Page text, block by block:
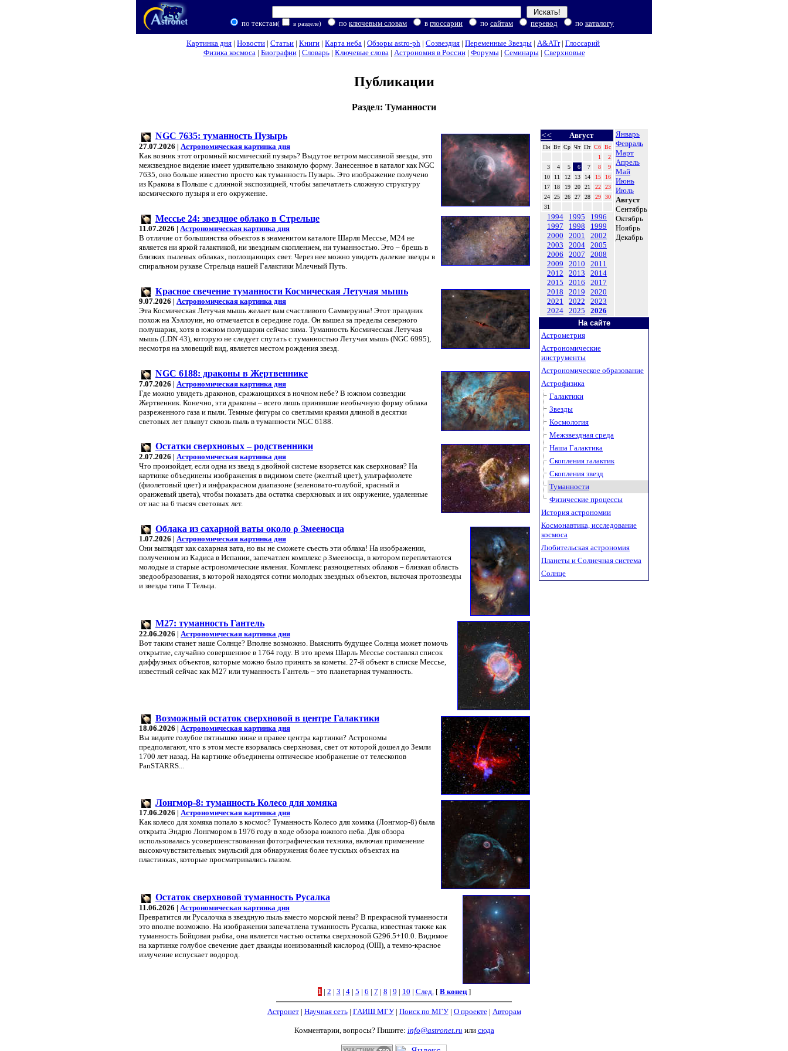
по текстам( в разделе) по ключевым словам в глоссарии по сайтам перевод по каталогу
Картинка дня | Новости | Статьи | Книги | Карта неба | Обзоры astro-ph | Созвездия | Переменные Звезды | A&ATr| Глоссарий
Физика космоса| Биографии| Словарь| Ключевые слова| Астрономия в России| Форумы| Семинары| Сверхновые
Публикации
Раздел: Туманности
NGC 7635: туманность Пузырь
27.07.2026 | Астрономическая картинка дня
Как возник этот огромный космический пузырь? Выдутое ветром массивной звезды, это
межзвездное видение имеет удивительно знакомую форму. Занесенное в каталог как NGC
7635, оно больше известно просто как туманность Пузырь. Это изображение получено
из Кракова в Польше с длинной экспозицией, чтобы запечатлеть сложную структуру
космического пузыря и его окружение.
Мессье 24: звездное облако в Стрельце
11.07.2026 | Астрономическая картинка дня
В отличие от большинства объектов в знаменитом каталоге Шарля Мессье, M24 не
является ни яркой галактикой, ни звездным скоплением, ни туманностью. Это – брешь в
близких пылевых облаках, поглощающих свет. Через нее можно увидеть далекие звезды в
спиральном рукаве Стрельца нашей Галактики Млечный Путь.
Красное свечение туманности Космическая Летучая мышь
9.07.2026 | Астрономическая картинка дня
Эта Космическая Летучая мышь желает вам счастливого Саммеруина! Этот праздник
похож на Хэллоуин, но отмечается в середине года. Он вышел за пределы северного
полушария, хотя в южном полушарии сейчас зима. Туманность Космическая Летучая
мышь (LDN 43), которую не следует спутать с туманностью Летучая мышь (NGC 6995),
несмотря на зловещий вид, является местом рождения звезд.
NGC 6188: драконы в Жертвеннике
7.07.2026 | Астрономическая картинка дня
Где можно увидеть драконов, сражающихся в ночном небе? В южном созвездии
Жертвенник. Конечно, эти драконы – всего лишь принявшие необычную форму облака
разреженного газа и пыли. Темные фигуры со светлыми краями длиной в десятки
световых лет плывут сквозь пыль в туманности NGC 6188.
Остатки сверхновых – родственники
2.07.2026 | Астрономическая картинка дня
Что произойдет, если одна из звезд в двойной системе взорвется как сверхновая? На
картинке объединены изображения в видимом свете (желтый цвет), ультрафиолете
(фиолетовый цвет) и инфракрасном диапазоне (зеленовато-голубой, красный и
оранжевый цвета), чтобы показать два остатка сверхновых и их окружение, удаленные
от нас на 6 тысяч световых лет.
Облака из сахарной ваты около ρ Змееносца
1.07.2026 | Астрономическая картинка дня
Они выглядят как сахарная вата, но вы не сможете съесть эти облака! На изображении,
полученном из Кадиса в Испании, запечатлен комплекс ρ Змееносца, в котором переплетаются
молодые и старые астрономические явления. Комплекс разноцветных облаков – близкая область
зведообразования, в которой находятся сотни молодых звездных объектов, включая протозвезды
и звезды типа T Тельца.
M27: туманность Гантель
22.06.2026 | Астрономическая картинка дня
Вот таким станет наше Солнце? Вполне возможно. Выяснить будущее Солнца может помочь
открытие, случайно совершенное в 1764 году. В это время Шарль Мессье составлял список
диффузных объектов, которые можно было принять за кометы. 27-й объект в списке Мессье,
известный сейчас как M27 или туманность Гантель – это планетарная туманность.
Возможный остаток сверхновой в центре Галактики
18.06.2026 | Астрономическая картинка дня
Вы видите голубое пятнышко ниже и правее центра картинки? Астрономы
предполагают, что в этом месте взорвалась сверхновая, свет от которой дошел до Земли
1700 лет назад. На картинке объединены оптическое изображение от телескопов
PanSTARRS...
Лонгмор-8: туманность Колесо для хомяка
17.06.2026 | Астрономическая картинка дня
Как колесо для хомяка попало в космос? Туманность Колесо для хомяка (Лонгмор-8) была
открыта Эндрю Лонгмором в 1976 году в ходе обзора южного неба. Для обзора
использовалась усовершенствованная фотографическая техника, включая применение
высокочувствительных эмульсий для обнаружения более тусклых объектах на
пластинках, которые просматривались глазом.
Остаток сверхновой туманность Русалка
11.06.2026 | Астрономическая картинка дня
Превратится ли Русалочка в звездную пыль вместо морской пены? В прекрасной туманности
это вполне возможно. На изображении запечатлена туманность Русалка, известная также как
туманность Бойцовая рыбка, она является частью остатка сверхновой G296.5+10.0. Видимое
на картинке голубое свечение дает дважды ионизованный кислород (OIII), а темно-красное
излучение испускает водород.
<< Август
Пн Вт Ср Чт Пт Сб Вс
1
2
3
4 5 6 7 8
9
10
11 12 13 14 15
16
17
18 19 20 21 22
23
24
25 26 27 28 29
30
31
1994 1995
1996
1997
1998
1999
2000
2001
2002
2003
2004 2005
2006
2007
2008
2009
2010
2011
2012
2013
2014
2015
2016
2017
2018
2019
2020
2021
2022
2023
2024 2025 2026
Январь
Февраль
Март
Апрель
Май
Июнь
Июль
Август
Сентябрь
Октябрь
Ноябрь
Декабрь
На сайте
Астрометрия
Астрономические
инструменты
Астрономическое образование
Астрофизика
Галактики
Звезды
Космология
Межзвездная среда
Наша Галактика
Скопления галактик
Скопления звезд
Туманности
Физические процессы
История астрономии
Космонавтика, исследование
космоса
Любительская астрономия
Планеты и Солнечная система
Солнце
1 | 2 | 3 | 4| 5 | 6 | 7 | 8 | 9 | 10 | След.[ В конец]
Астронет| Научная сеть| ГАИШ МГУ| Поиск по МГУ| О проекте| Авторам
Комментарии, вопросы? Пишите: info@astronet.ru или сюда